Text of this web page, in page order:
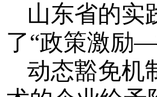
山东省的实
了“政策激励
动态豁免机